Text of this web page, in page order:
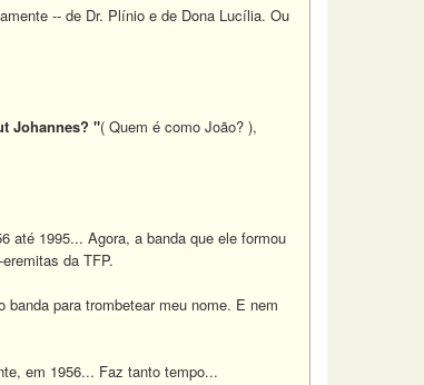
-- de Dr. Plínio e de Dona Lucília. Ou
Johannes? "( Quem é como João? ),
até 1995... Agora, a banda que ele formou
da TFP.
para trombetear meu nome. E nem
em 1956... Faz tanto tempo...